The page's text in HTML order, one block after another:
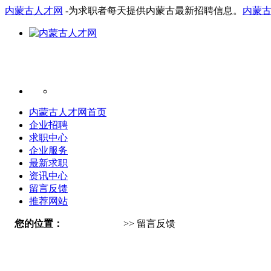
内蒙古人才网 -为求职者每天提供内蒙古最新招聘信息。 内蒙
内蒙古人才网首页
企业招聘
求职中心
企业服务
最新求职
资讯中心
留言反馈
推荐网站
您的位置： >> 留言反馈